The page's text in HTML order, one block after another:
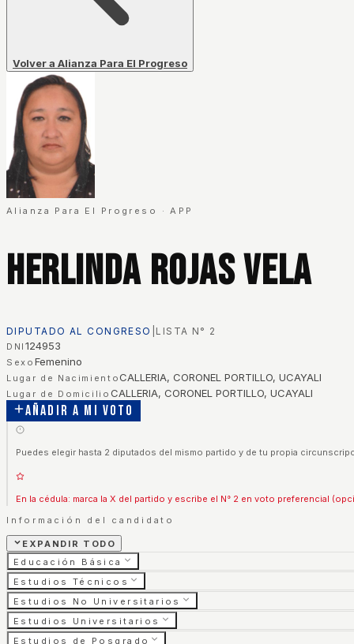
Volver a Alianza Para El Progreso
Alianza Para El Progreso ·APP
Herlinda Rojas Vela
DIPUTADO AL CONGRESO LISTA N° 2
DNI 124953
Sexo Femenino
Lugar de NacimientoCALLERIA, CORONEL PORTILLO, UCAYALI
Lugar de Domicilio CALLERIA, CORONEL PORTILLO, UCAYALI
Añadir a mi voto
Puedes elegir hasta 2 diputados del mismo partido y de tu propia
En la cédula: marca la X del partido y escribe el N° 2 en voto preferencial
Información del candidato
EXPANDIR TODO
Educación Básica
Estudios Técnicos
Estudios No Universitarios
Estudios Universitarios
Estudios de Posgrado